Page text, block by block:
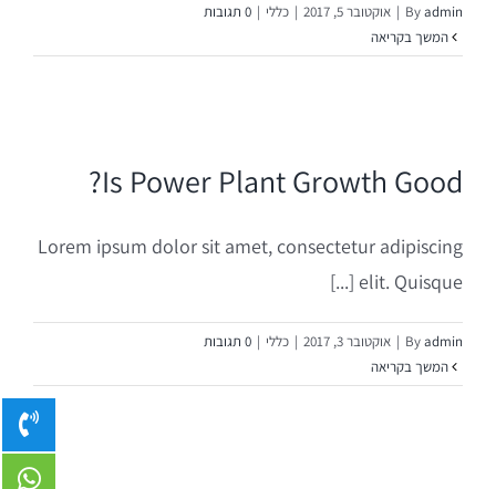
Byadmin
| אוקטובר 5, 2017 | כללי | 0 תגובות
המשך בקריאה
Is Power Plant Growth Good?
Lorem ipsum dolor sit amet, consectetur adipiscing
elit. Quisque [...]
Byadmin
| אוקטובר 3, 2017 | כללי | 0 תגובות
המשך בקריאה